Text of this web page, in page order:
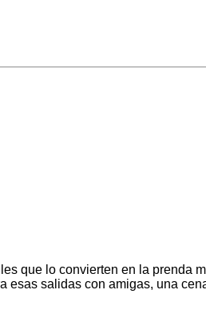
que lo convierten en la prenda
salidas con amigas, una